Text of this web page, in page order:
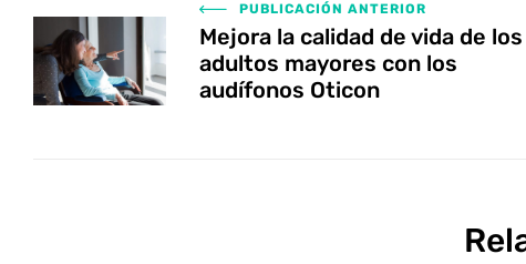
PUBLICACIÓN ANTERIOR
Mejora la calidad de vida de los
adultos mayores con los
audífonos Oticon